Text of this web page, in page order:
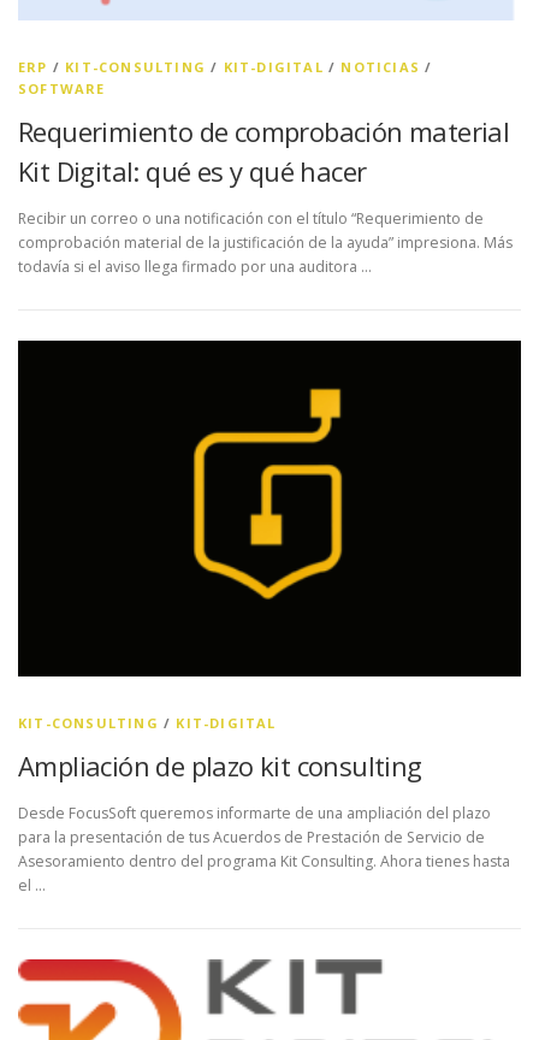
ERP / KIT-CONSULTING / KIT-DIGITAL / NOTICIAS /
SOFTWARE
Requerimiento de comprobación material
Kit Digital: qué es y qué hacer
Recibir un correo o una notificación con el título “Requerimiento de
comprobación material de la justificación de la ayuda” impresiona. Más
todavía si el aviso llega firmado por una auditora …
KIT-CONSULTING / KIT-DIGITAL
Ampliación de plazo kit consulting
Desde FocusSoft queremos informarte de una ampliación del plazo
para la presentación de tus Acuerdos de Prestación de Servicio de
Asesoramiento dentro del programa Kit Consulting. Ahora tienes hasta
el …